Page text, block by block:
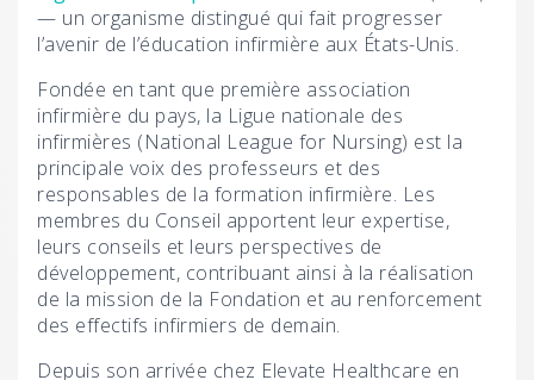
— un organisme distingué qui fait progresser
l’avenir de l’éducation infirmière aux États-Unis.
Fondée en tant que première association
infirmière du pays, la Ligue nationale des
infirmières (National League for Nursing) est la
principale voix des professeurs et des
responsables de la formation infirmière. Les
membres du Conseil apportent leur expertise,
leurs conseils et leurs perspectives de
développement, contribuant ainsi à la réalisation
de la mission de la Fondation et au renforcement
des effectifs infirmiers de demain.
Depuis son arrivée chez Elevate Healthcare en